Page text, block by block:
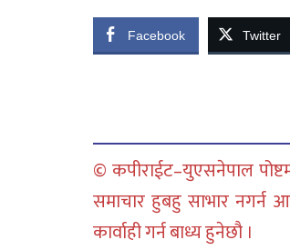
Facebook Twitter
© कपीराईट–युएसनेपाल
समाचार हुबहु साभार नगर्न
कार्वाही गर्न बाध्य हुनेछौ ।